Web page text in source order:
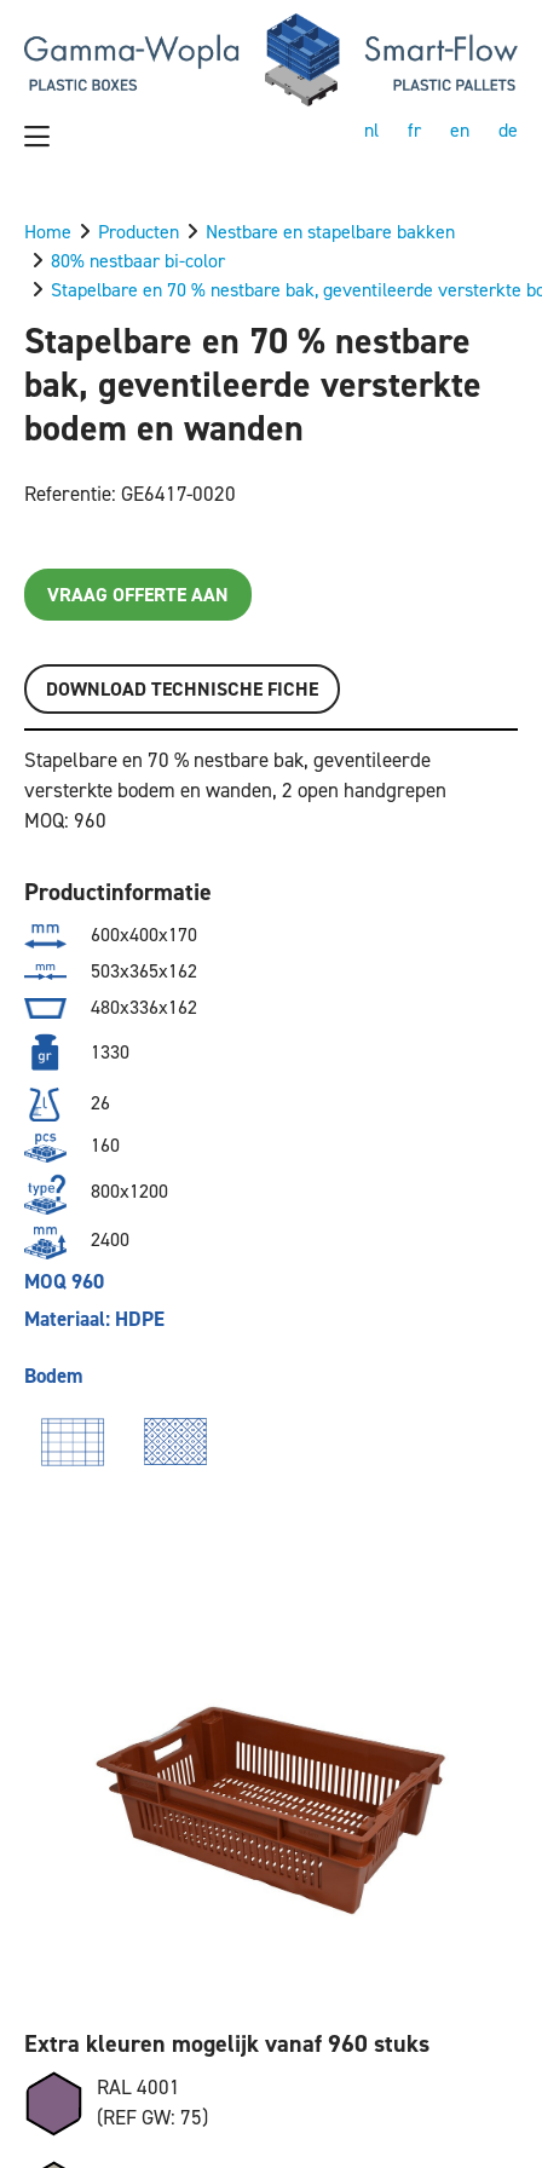
nl fr en de
Home Producten
Nestbare en stapelbare bakken
80% nestbaar bi-color
Stapelbare en 70 % nestbare bak, geventileerde versterkte
Stapelbare en 70 % nestbare
bak, geventileerde versterkte
bodem en wanden
Referentie: GE6417-0020
VRAAG OFFERTE AAN
DOWNLOAD TECHNISCHE FICHE
Stapelbare en 70 % nestbare bak, geventileerde
versterkte bodem en wanden, 2 open handgrepen
MOQ: 960
Productinformatie
600x400x170
503x365x162
480x336x162
1330
26
160
800x1200
2400
MOQ 960
Materiaal: HDPE
Bodem
Extra kleuren mogelijk vanaf 960 stuks
RAL 4001
(REF GW: 75)